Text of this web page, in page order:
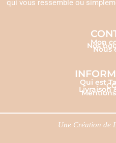
qui vous ressemble ou
Mon
Nos
Nous
Qui est
Livraison
Une Création de